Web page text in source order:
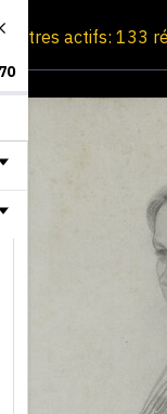
Filtres actifs: 133